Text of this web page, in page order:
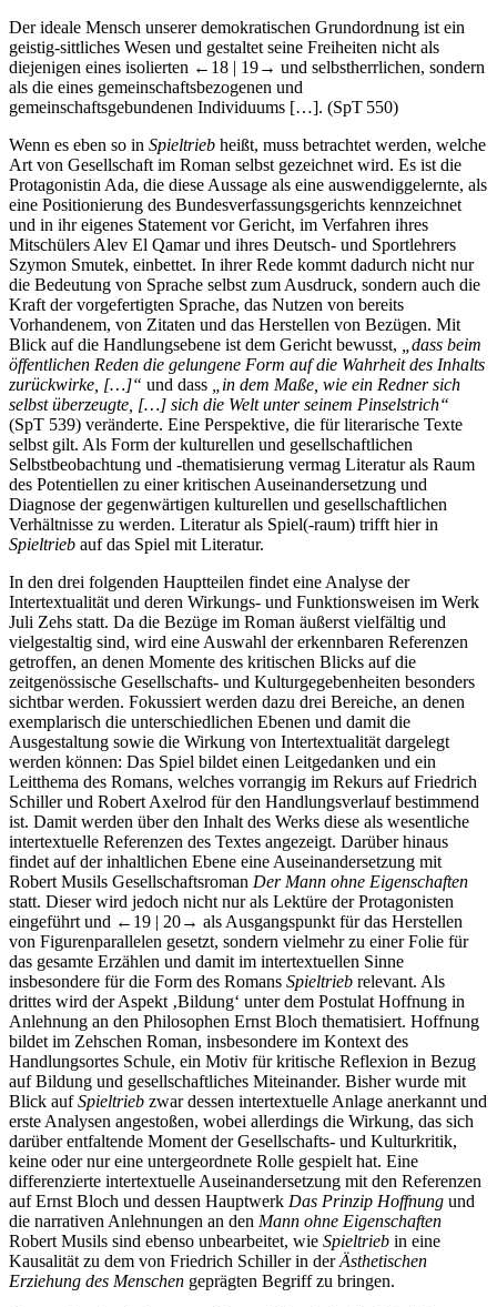
Der ideale Mensch unserer demokratischen Grundordnung ist ein
geistig-sittliches Wesen und gestaltet seine Freiheiten nicht als
diejenigen eines isolierten ←18 | 19→ und selbstherrlichen, sondern
als die eines gemeinschaftsbezogenen und
gemeinschaftsgebundenen Individuums […]. (SpT 550)
Wenn es eben so in Spieltrieb heißt, muss betrachtet werden, welche
Art von Gesellschaft im Roman selbst gezeichnet wird. Es ist die
Protagonistin Ada, die diese Aussage als eine auswendiggelernte, als
eine Positionierung des Bundesverfassungsgerichts kennzeichnet
und in ihr eigenes Statement vor Gericht, im Verfahren ihres
Mitschülers Alev El Qamar und ihres Deutsch- und Sportlehrers
Szymon Smutek, einbettet. In ihrer Rede kommt dadurch nicht nur
die Bedeutung von Sprache selbst zum Ausdruck, sondern auch die
Kraft der vorgefertigten Sprache, das Nutzen von bereits
Vorhandenem, von Zitaten und das Herstellen von Bezügen. Mit
Blick auf die Handlungsebene ist dem Gericht bewusst,
„dass beim
öffentlichen Reden die gelungene Form auf die Wahrheit des Inhalts
zurückwirke, […]“ und dass
„in dem Maße, wie ein Redner sich
selbst überzeugte, […] sich die Welt unter seinem Pinselstrich“
(SpT 539) veränderte. Eine Perspektive, die für literarische Texte
selbst gilt. Als Form der kulturellen und gesellschaftlichen
Selbstbeobachtung und -thematisierung vermag Literatur als Raum
des Potentiellen zu einer kritischen Auseinandersetzung und
Diagnose der gegenwärtigen kulturellen und gesellschaftlichen
Verhältnisse zu werden. Literatur als Spiel(-raum) trifft hier in
Spieltrieb auf das Spiel mit Literatur.
In den drei folgenden Hauptteilen findet eine Analyse der
Intertextualität und deren Wirkungs- und Funktionsweisen im Werk
Juli Zehs statt. Da die Bezüge im Roman äußerst vielfältig und
vielgestaltig sind, wird eine Auswahl der erkennbaren Referenzen
getroffen, an denen Momente des kritischen Blicks auf die
zeitgenössische Gesellschafts- und Kulturgegebenheiten besonders
sichtbar werden. Fokussiert werden dazu drei Bereiche, an denen
exemplarisch die unterschiedlichen Ebenen und damit die
Ausgestaltung sowie die Wirkung von Intertextualität dargelegt
werden können: Das Spiel bildet einen Leitgedanken und ein
Leitthema des Romans, welches vorrangig im Rekurs auf Friedrich
Schiller und Robert Axelrod für den Handlungsverlauf bestimmend
ist. Damit werden über den Inhalt des Werks diese als wesentliche
intertextuelle Referenzen des Textes angezeigt. Darüber hinaus
findet auf der inhaltlichen Ebene eine Auseinandersetzung mit
Robert Musils Gesellschaftsroman Der Mann ohne Eigenschaften
statt. Dieser wird jedoch nicht nur als Lektüre der Protagonisten
eingeführt und ←19 | 20→ als Ausgangspunkt für das Herstellen
von Figurenparallelen gesetzt, sondern vielmehr zu einer Folie für
das gesamte Erzählen und damit im intertextuellen Sinne
insbesondere für die Form des Romans Spieltrieb relevant. Als
drittes wird der Aspekt ‚Bildung‘ unter dem Postulat Hoffnung in
Anlehnung an den Philosophen Ernst Bloch thematisiert. Hoffnung
bildet im Zehschen Roman, insbesondere im Kontext des
Handlungsortes Schule, ein Motiv für kritische Reflexion in Bezug
auf Bildung und gesellschaftliches Miteinander. Bisher wurde mit
Blick aufSpieltrieb zwar dessen intertextuelle Anlage anerkannt und
erste Analysen angestoßen, wobei allerdings die Wirkung, das sich
darüber entfaltende Moment der Gesellschafts- und Kulturkritik,
keine oder nur eine untergeordnete Rolle gespielt hat. Eine
differenzierte intertextuelle Auseinandersetzung mit den Referenzen
auf Ernst Bloch und dessen Hauptwerk Das Prinzip Hoffnung und
die narrativen Anlehnungen an den Mann ohne Eigenschaften
Robert Musils sind ebenso unbearbeitet, wie Spieltrieb in eine
Kausalität zu dem von Friedrich Schiller in derÄsthetischen
Erziehung des Menschen geprägten Begriff zu bringen.